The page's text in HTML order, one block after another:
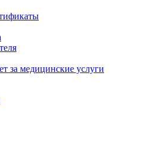
за медицинские услуги